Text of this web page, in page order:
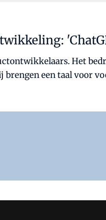
Het
brengen een taal voor